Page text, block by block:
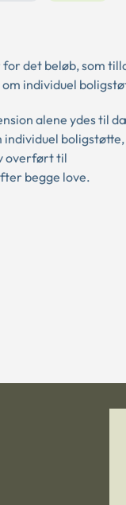
det beløb, som
individuel
alene ydes til
overført til
begge love.